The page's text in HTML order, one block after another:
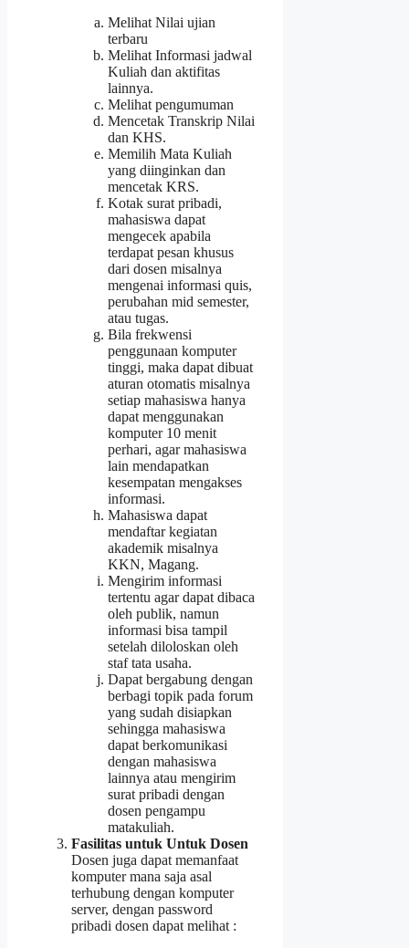
Melihat Nilai ujian
terbaru
Melihat Informasi jadwal
Kuliah dan aktifitas
lainnya.
Melihat pengumuman
Mencetak Transkrip Nilai
dan KHS.
Memilih Mata Kuliah
yang diinginkan dan
mencetak KRS.
Kotak surat pribadi,
mahasiswa dapat
mengecek apabila
terdapat pesan khusus
dari dosen misalnya
mengenai informasi quis,
perubahan mid semester,
atau tugas.
Bila frekwensi
penggunaan komputer
tinggi, maka dapat dibuat
aturan otomatis misalnya
setiap mahasiswa hanya
dapat menggunakan
komputer 10 menit
perhari, agar mahasiswa
lain mendapatkan
kesempatan mengakses
informasi.
Mahasiswa dapat
mendaftar kegiatan
akademik misalnya
KKN, Magang.
Mengirim informasi
tertentu agar dapat dibaca
oleh publik, namun
informasi bisa tampil
setelah diloloskan oleh
staf tata usaha.
Dapat bergabung dengan
berbagi topik pada forum
yang sudah disiapkan
sehingga mahasiswa
dapat berkomunikasi
dengan mahasiswa
lainnya atau mengirim
surat pribadi dengan
dosen pengampu
matakuliah.
Fasilitas untuk Untuk Dosen
Dosen juga dapat memanfaat
komputer mana saja asal
terhubung dengan komputer
server, dengan password
pribadi dosen dapat melihat :